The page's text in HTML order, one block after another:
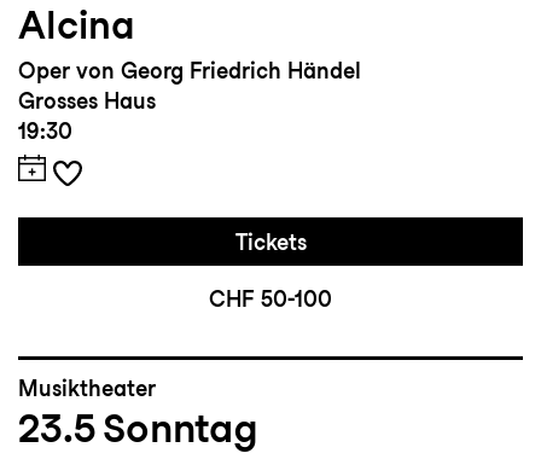
Alcina
Oper von Georg Friedrich Händel
Grosses Haus
19:30
Tickets
CHF 50-100
Musiktheater
23.5Sonntag